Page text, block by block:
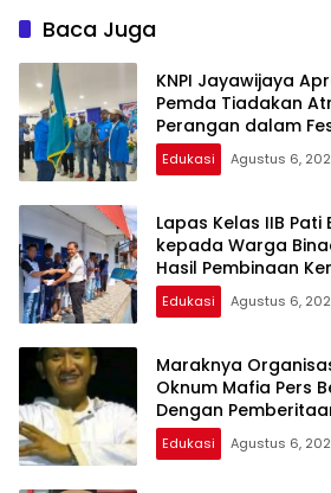
APH ( aparatur penegak
hukum )
Baca Juga
KNPI Jayawijaya
Pemda Tiadakan
Perangan dalam
Edukasi Agustus 6,
Lapas Kelas IIB Pati
kepada Warga
Hasil Pembinaan
Juli 2026
Edukasi Agustus 6,
Maraknya
Oknum Mafia Pers
Dengan
Forum Rakyat
Bertindak
Edukasi Agustus 6,